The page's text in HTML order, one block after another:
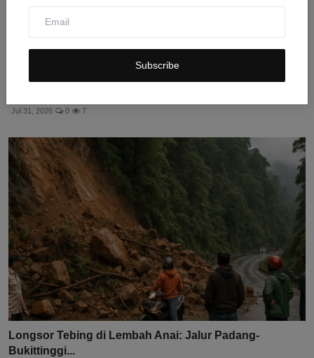
Subscribe
Jul 31, 2026 0 7
Longsor Tebing di Lembah Anai: Jalur Padang-
Bukittinggi...